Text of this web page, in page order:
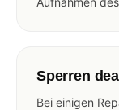
Sperren
Bei einigen